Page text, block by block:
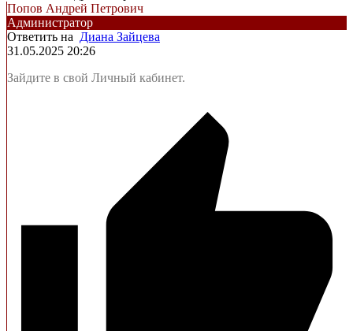
Попов Андрей Петрович
Администратор
Ответить на Диана Зайцева
31.05.2025 20:26
Зайдите в свой Личный кабинет.